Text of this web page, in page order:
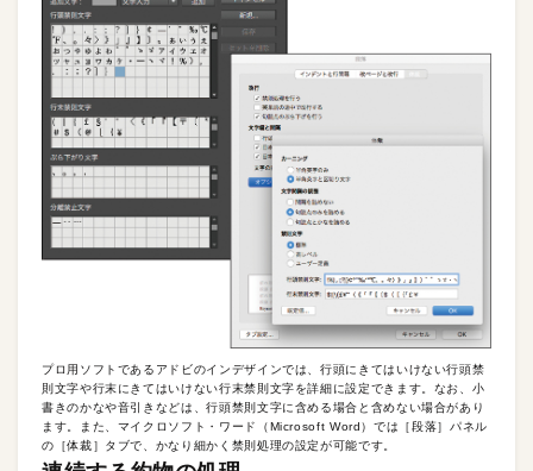
プロ用ソフトであるアドビのインデザインでは、行頭にきてはいけない行頭禁
則文字や行末にきてはいけない行末禁則文字を詳細に設定できます。なお、小
書きのかなや音引きなどは、行頭禁則文字に含める場合と含めない場合があり
ます。また、マイクロソフト・ワード（Microsoft Word）では［段落］パネル
の［体裁］タブで、かなり細かく禁則処理の設定が可能です。